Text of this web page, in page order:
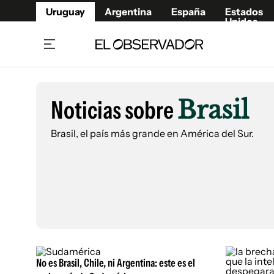
Uruguay Argentina España
Estados
Unidos
Beneficios Member
Referí
Mundo
Cultura y Espectáculos
Ahora en:
10°C
Sábado:
Noticias sobreBrasil
Brasil, el país más grande en América del Sur.
No es Brasil, Chile, ni Argentina: este es el